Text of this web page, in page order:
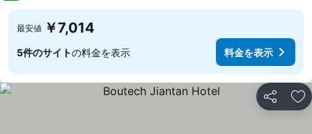
最安値 ￥7,014
5件のサイトの料金を表示 料金を表示
シェア お